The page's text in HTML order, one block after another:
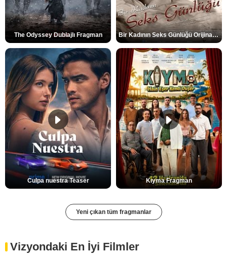
The Odyssey Dublajlı Fragman Bir Kadının Seks Günlüğü Orijinal Fragman
Culpa nuestra Teaser Kıyma Fragman
Yeni çıkan tüm fragmanlar
Vizyondaki En İyi Filmler